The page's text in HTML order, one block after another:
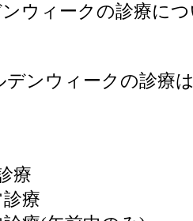
ウィークの診療に
ンウィークの診療
療
療